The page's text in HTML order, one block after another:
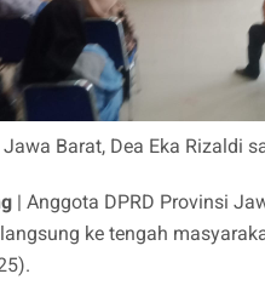
Barat, Dea Eka Rizaldi
| Anggota DPRD Provinsi
ke tengah